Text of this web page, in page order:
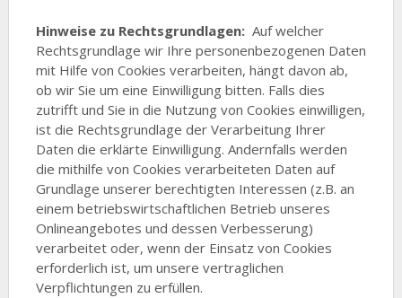
Hinweise zu Rechtsgrundlagen: Auf welcher
Rechtsgrundlage wir Ihre personenbezogenen Daten
mit Hilfe von Cookies verarbeiten, hängt davon ab,
ob wir Sie um eine Einwilligung bitten. Falls dies
zutrifft und Sie in die Nutzung von Cookies einwilligen,
ist die Rechtsgrundlage der Verarbeitung Ihrer
Daten die erklärte Einwilligung. Andernfalls werden
die mithilfe von Cookies verarbeiteten Daten auf
Grundlage unserer berechtigten Interessen (z.B. an
einem betriebswirtschaftlichen Betrieb unseres
Onlineangebotes und dessen Verbesserung)
verarbeitet oder, wenn der Einsatz von Cookies
erforderlich ist, um unsere vertraglichen
Verpflichtungen zu erfüllen.